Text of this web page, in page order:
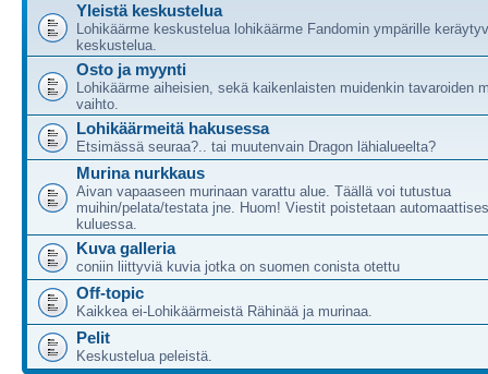
Yleistä keskustelua
Lohikäärme keskustelua lohikäärme Fandomin ympärille
keskustelua.
Osto ja myynti
Lohikäärme aiheisien, sekä kaikenlaisten muidenkin tavaroiden
vaihto.
Lohikäärmeitä hakusessa
Etsimässä seuraa?.. tai muutenvain Dragon lähialueelta?
Murina nurkkaus
Aivan vapaaseen murinaan varattu alue. Täällä voi tutustua
muihin/pelata/testata jne. Huom! Viestit poistetaan
kuluessa.
Kuva galleria
coniin liittyviä kuvia jotka on suomen conista otettu
Off-topic
Kaikkea ei-Lohikäärmeistä Rähinää ja murinaa.
Pelit
Keskustelua peleistä.